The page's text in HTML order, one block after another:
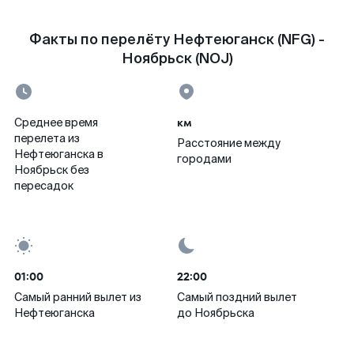
Факты по перелёту Нефтеюганск (NFG) -
Ноябрьск (NOJ)
Среднее время
перелета из
Нефтеюганска в
Ноябрьск без
пересадок
км
Расстояние между
городами
01:00
Самый ранний вылет из
Нефтеюганска
22:00
Самый поздний вылет
до Ноябрьска